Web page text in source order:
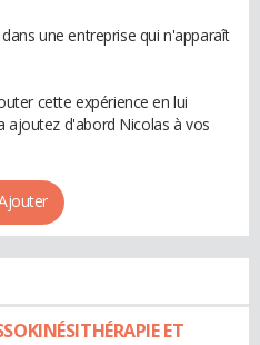
une entreprise qui n'apparaît
cette expérience en lui
ajoutez d'abord Nicolas à vos
ET